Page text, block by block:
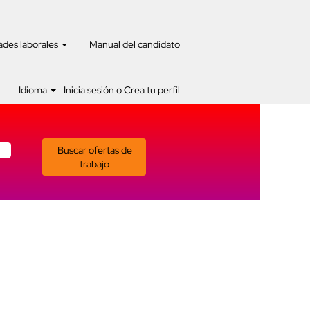
laborales Manual del candidato
Idioma Inicia sesión o Crea tu perfil